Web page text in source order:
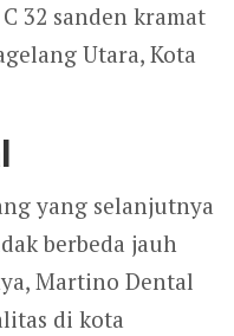
32 sanden kramat
Utara, Kota
yang selanjutnya
berbeda jauh
Martino Dental
di kota